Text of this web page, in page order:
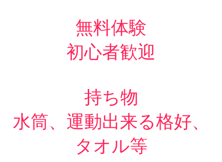
無料体験
初心者歓迎
持ち物
水筒、運動出来る格好、
タオル等